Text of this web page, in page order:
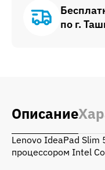
по г.
Описание
Lenovo IdeaPad
процессором Intel